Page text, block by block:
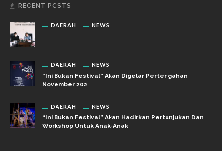
RECENT POSTS
DAERAH NEWS
DAERAH NEWS
“Ini Bukan Festival” Akan Digelar Pertengahan
November 202
DAERAH NEWS
“Ini Bukan Festival” Akan Hadirkan Pertunjukan Dan
Workshop Untuk Anak-Anak